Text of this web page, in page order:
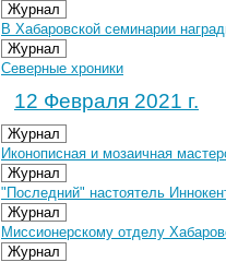
Журнал
В Хабаровской семинарии
Журнал
Северные хроники
12 Февраля 2021 г.
Журнал
Иконописная и мозаичная
Журнал
"Последний" настоятель
Журнал
Миссионерскому отделу
Журнал